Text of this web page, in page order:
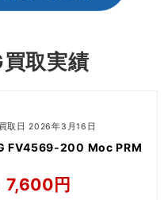
取実績
買取日 2026年3月16日
FV4569-200 Moc PRM
7,600円